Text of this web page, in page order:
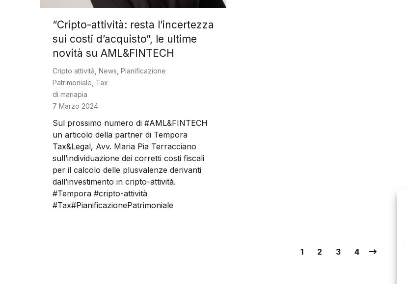
“Cripto-attività: resta l’incertezza
sui costi d’acquisto”, le ultime
novità su AML&FINTECH
Cripto attività News Pianificazione
Patrimoniale Tax
di mariapia
7 Marzo 2024
Sul prossimo numero di #AML&FINTECH
un articolo della partner di Tempora
Tax&Legal, Avv. Maria Pia Terracciano
sull’individuazione dei corretti costi fiscali
per il calcolo delle plusvalenze derivanti
dall’investimento in cripto-attività.
#Tempora #cripto-attività
#Tax#PianificazionePatrimoniale
1 2 3 4